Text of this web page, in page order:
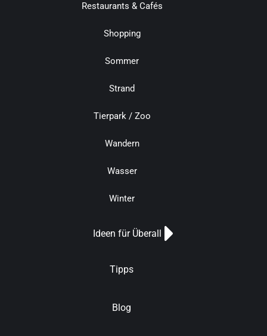
Restaurants & Cafés
Shopping
Sommer
Strand
Tierpark / Zoo
Wandern
Wasser
Winter
Ideen für Überall
Tipps
Blog